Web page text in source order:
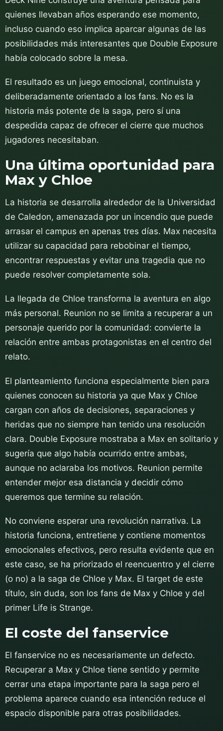
quienes llevaban años esperando ese momento,
incluso cuando eso implica aparcar algunas de las
posibilidades más interesantes que Double Exposure
había colocado sobre la mesa.
El resultado es un juego emocional, continuista y
deliberadamente orientado a los fans. No es la
historia más potente de la saga, pero sí una
despedida capaz de ofrecer el cierre que muchos
jugadores necesitaban.
Una última oportunidad para
Max y Chloe
La historia se desarrolla alrededor de la Universidad
de Caledon, amenazada por un incendio que puede
arrasar el campus en apenas tres días. Max necesita
utilizar su capacidad para rebobinar el tiempo,
encontrar respuestas y evitar una tragedia que no
puede resolver completamente sola.
La llegada de Chloe transforma la aventura en algo
más personal. Reunion no se limita a recuperar a un
personaje querido por la comunidad: convierte la
relación entre ambas protagonistas en el centro del
relato.
El planteamiento funciona especialmente bien para
quienes conocen su historia ya que Max y Chloe
cargan con años de decisiones, separaciones y
heridas que no siempre han tenido una resolución
clara. Double Exposure mostraba a Max en solitario y
sugería que algo había ocurrido entre ambas,
aunque no aclaraba los motivos. Reunion permite
entender mejor esa distancia y decidir cómo
queremos que termine su relación.
No conviene esperar una revolución narrativa. La
historia funciona, entretiene y contiene momentos
emocionales efectivos, pero resulta evidente que en
este caso, se ha priorizado el reencuentro y el cierre
(o no) a la saga de Chloe y Max. El target de este
título, sin duda, son los fans de Max y Chloe y del
primer Life is Strange.
El coste del fanservice
El fanservice no es necesariamente un defecto.
Recuperar a Max y Chloe tiene sentido y permite
cerrar una etapa importante para la saga pero el
problema aparece cuando esa intención reduce el
espacio disponible para otras posibilidades.